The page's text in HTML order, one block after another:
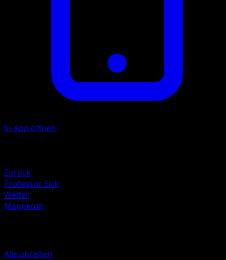
In App öffnen
Zurück
Professor Eich
Weiter
Magneton
Alle ansehen